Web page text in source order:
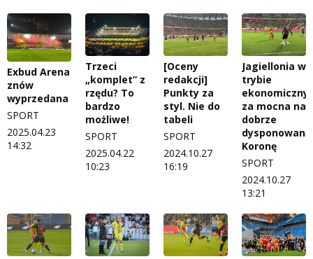
Exbud Arena
znów
wyprzedana
SPORT
2025.04.23
14:32
Trzeci
„komplet” z
rzędu? To
bardzo
możliwe!
SPORT
2025.04.22
10:23
[Oceny
redakcji]
Punkty za
styl. Nie do
tabeli
SPORT
2024.10.27
16:19
Jagiellonia w
trybie
za mocna na
dobrze
dysponowaną
Koronę
SPORT
2024.10.27
13:21